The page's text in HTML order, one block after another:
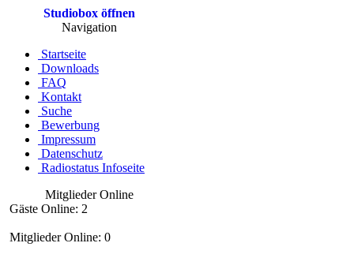
Studiobox öffnen
Navigation
Startseite
Downloads
FAQ
Kontakt
Suche
Bewerbung
Impressum
Datenschutz
Radiostatus Infoseite
Mitglieder Online
Gäste Online: 2
Mitglieder Online: 0